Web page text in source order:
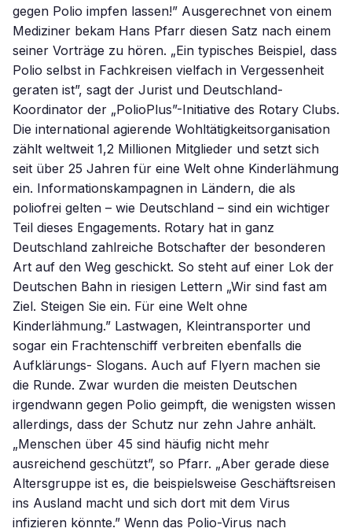
gegen Polio impfen lassen!” Ausgerechnet von einem
Mediziner bekam Hans Pfarr diesen Satz nach einem
seiner Vorträge zu hören. „Ein typisches Beispiel, dass
Polio selbst in Fachkreisen vielfach in Vergessenheit
geraten ist”, sagt der Jurist und Deutschland-
Koordinator der „PolioPlus”-Initiative des Rotary Clubs.
Die international agierende Wohltätigkeitsorganisation
zählt weltweit 1,2 Millionen Mitglieder und setzt sich
seit über 25 Jahren für eine Welt ohne Kinderlähmung
ein. Informationskampagnen in Ländern, die als
poliofrei gelten – wie Deutschland – sind ein wichtiger
Teil dieses Engagements. Rotary hat in ganz
Deutschland zahlreiche Botschafter der besonderen
Art auf den Weg geschickt. So steht auf einer Lok der
Deutschen Bahn in riesigen Lettern „Wir sind fast am
Ziel. Steigen Sie ein. Für eine Welt ohne
Kinderlähmung.” Lastwagen, Kleintransporter und
sogar ein Frachtenschiff verbreiten ebenfalls die
Aufklärungs- Slogans. Auch auf Flyern machen sie
die Runde. Zwar wurden die meisten Deutschen
irgendwann gegen Polio geimpft, die wenigsten wissen
allerdings, dass der Schutz nur zehn Jahre anhält.
„Menschen über 45 sind häufig nicht mehr
ausreichend geschützt”, so Pfarr. „Aber gerade diese
Altersgruppe ist es, die beispielsweise Geschäftsreisen
ins Ausland macht und sich dort mit dem Virus
infizieren könnte.” Wenn das Polio-Virus nach